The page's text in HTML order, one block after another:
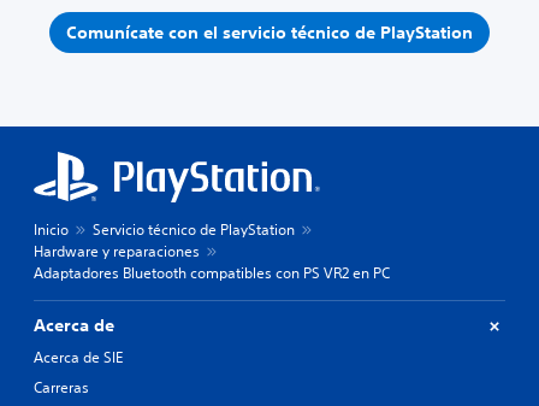
Comunícate con el servicio técnico de PlayStation
Inicio
Servicio técnico de PlayStation
Hardware y reparaciones
Adaptadores Bluetooth compatibles con PS VR2 en PC
Acerca de
Acerca de SIE
Carreras